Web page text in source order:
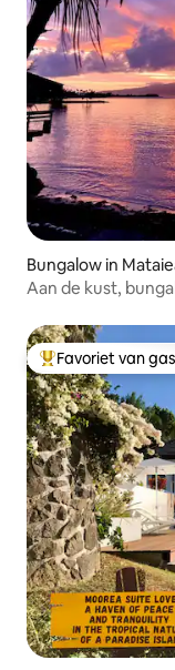
Bungalow in
Aan de kust,
Topfavoriet van
Favoriet van